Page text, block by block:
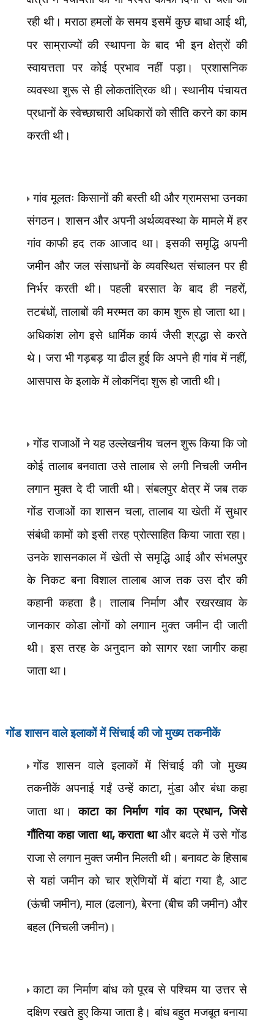
रही थी। मराठा हमलों के समय इसमें कुछ बाधा आई थी,
पर साम्राज्यों की स्थापना के बाद भी इन क्षेत्रों की
स्वायत्तता पर कोई प्रभाव नहीं पड़ा। प्रशासनिक
व्यवस्था शुरू से ही लोकतांत्रिक थी। स्थानीय पंचायत
प्रधानों के स्वेच्छाचारी अधिकारों को सीति करने का काम
करती थी।
गांव मूलतःकिसानों की बस्ती थी और ग्रामसभा उनका
संगठन। शासन और अपनी अर्थव्यवस्था के मामले में हर
गांव काफी हद तक आजाद था। इसकी समृद्धि अपनी
जमीन और जल संसाधनों के व्यवस्थित संचालन पर ही
निर्भर करती थी। पहली बरसात के बाद ही नहरों,
तटबंधों,तालाबों की मरम्मत का काम शुरू हो जाता था।
अधिकांश लोग इसे धार्मिक कार्य जैसी श्रद्धा से करते
थे। जरा भी गड़बड़ या ढील हुई कि अपने ही गांव में नहीं,
आसपास के इलाके में लोकनिंदा शुरू हो जाती थी।
गोंड राजाओं ने यह उल्लेखनीय चलन शुरू किया कि जो
कोई तालाब बनवाता उसे तालाब से लगी निचली जमीन
लगान मुक्त दे दी जाती थी। संबलपुर क्षेत्र में जब तक
गोंड राजाओं का शासन चला,तालाब या खेती में सुधार
संबंधी कामों को इसी तरह प्रोत्साहित किया जाता रहा।
उनके शासनकाल में खेती से समृद्धि आई और संभलपुर
के निकट बना विशाल तालाब आज तक उस दौर की
कहानी कहता है। तालाब निर्माण और रखरखाव के
जानकार कोडा लोगों को लगाान मुक्त जमीन दी जाती
थी। इस तरह के अनुदान को सागर रक्षा जागीर कहा
जाता था।
गोंड शासन वाले इलाकों में सिंचाई की जो मुख्य तकनीकें
गोंड शासन वाले इलाकों में सिंचाई की जो मुख्य
तकनीकें अपनाई गईं उन्हें काटा,मुंडा और बंधा कहा
जाता था। काटा का निर्माण गांव का प्रधान,जिसे
गौंतिया कहा जाता था,कराता थाऔर बदले में उसे गोंड
राजा से लगान मुक्त जमीन मिलती थी। बनावट के हिसाब
से यहां जमीन को चार श्रेणियों में बांटा गया है,आट
(ऊंची जमीन),माल (ढलान),बेरना (बीच की जमीन) और
बहल (निचली जमीन)।
काटा का निर्माण बांध को पूरब से पश्चिम या उत्तर से
दक्षिण रखते हुए किया जाता है। बांध बहुत मजबूत बनाया